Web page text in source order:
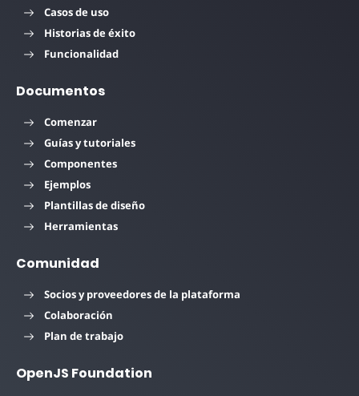
Casos de uso
Historias de éxito
Funcionalidad
Documentos
Comenzar
Guías y tutoriales
Componentes
Ejemplos
Plantillas de diseño
Herramientas
Comunidad
Socios y proveedores de la plataforma
Colaboración
Plan de trabajo
OpenJS Foundation